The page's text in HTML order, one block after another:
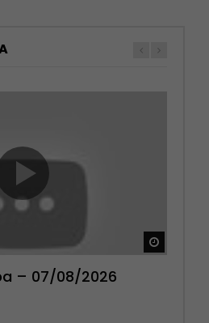
– 07/08/2026
– 06/08/2026